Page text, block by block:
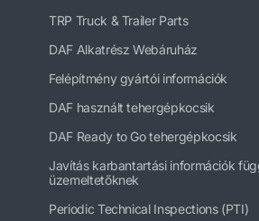
TRP Truck & Trailer Parts
DAF Alkatrész Webáruház
Felépítmény gyártói információk
DAF használt tehergépkocsik
DAF Ready to Go tehergépkocsik
Javítás karbantartási információk
üzemeltetőknek
Periodic Technical Inspections (PTI)